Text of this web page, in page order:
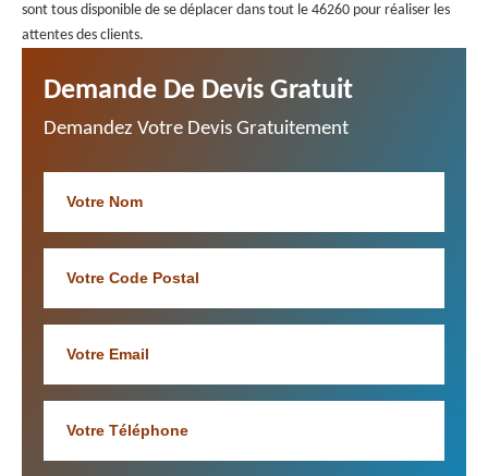
sont tous disponible de se déplacer dans tout le 46260 pour réaliser les
attentes des clients.
Demande De Devis Gratuit
Demandez Votre Devis Gratuitement